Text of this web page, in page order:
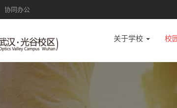
协同办公
关于学校 校